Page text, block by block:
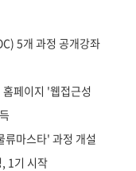
5개 과정 공개강좌
페이지 '웹접근성
마스타' 과정 개설
1기 시작